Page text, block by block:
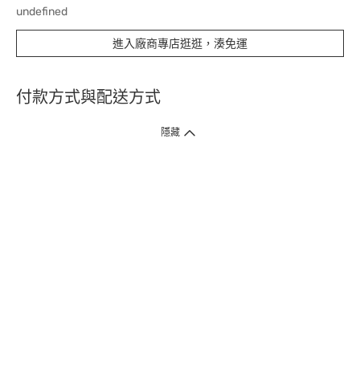
undefined
進入廠商專店逛逛，湊免運
付款方式與配送方式
隱藏